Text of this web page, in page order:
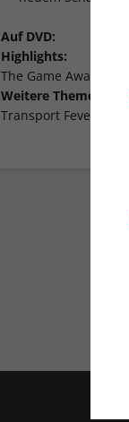
Auf DVD:
Highlights:
The Game Awards
Weitere Themen:
Transport Fever 3,